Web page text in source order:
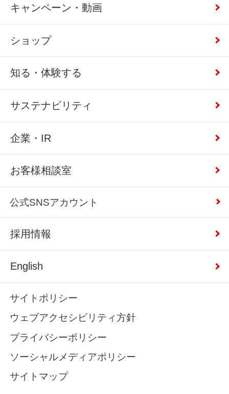
キャンペーン・動画
ショップ
知る・体験する
サステナビリティ
企業・IR
お客様相談室
公式SNSアカウント
採用情報
English
サイトポリシー
ウェブアクセシビリティ方針
プライバシーポリシー
ソーシャルメディアポリシー
サイトマップ